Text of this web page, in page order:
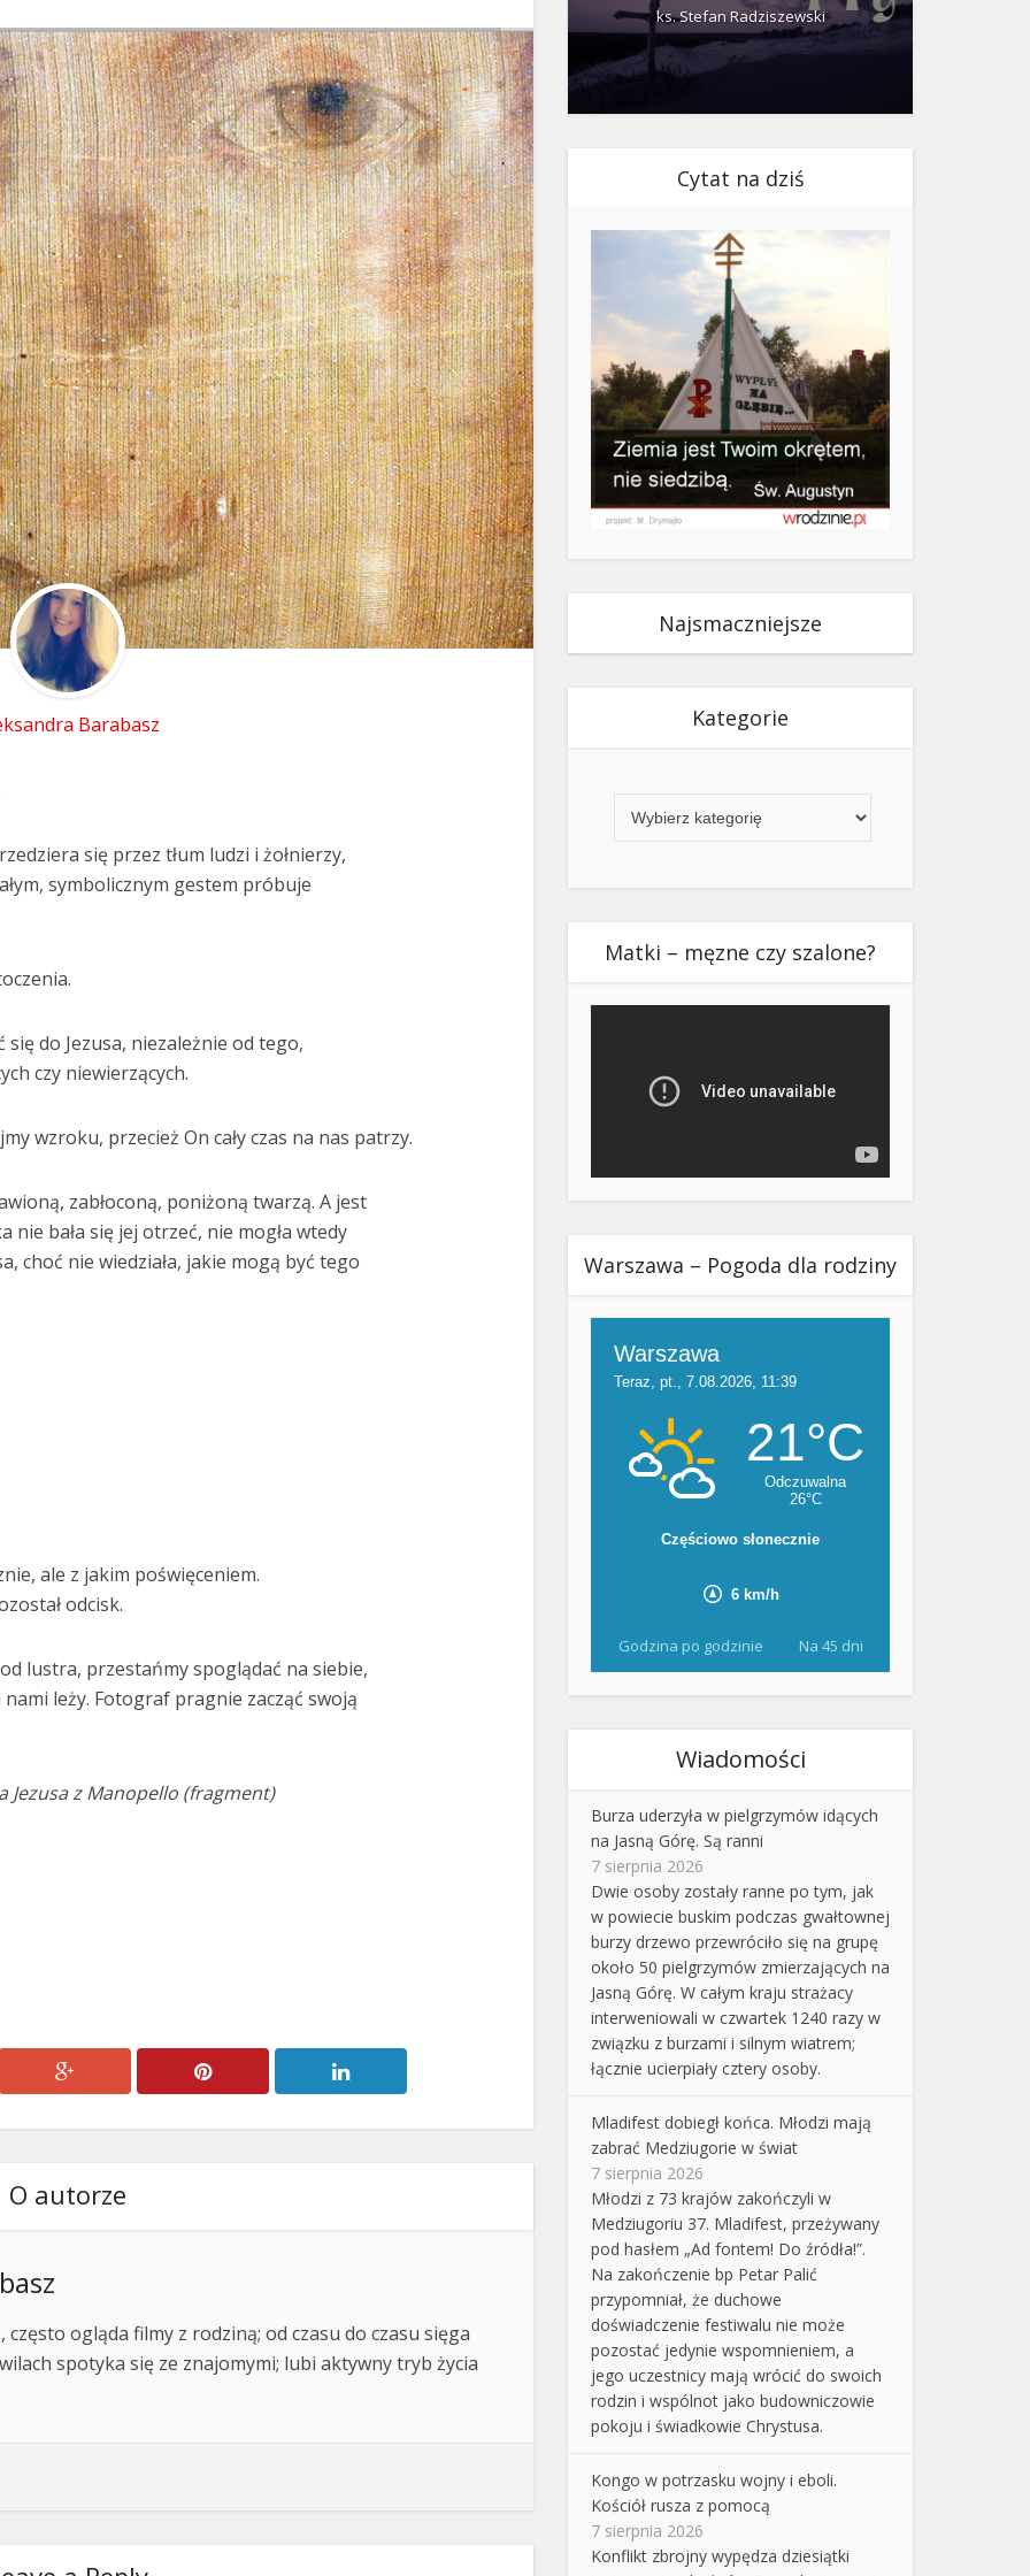
Barabasz
się przez tłum ludzi i żołnierzy,
symbolicznym gestem próbuje
do Jezusa, niezależnie od tego,
czy niewierzących.
wzroku, przecież On cały czas na nas patrzy.
zabłoconą, poniżoną twarzą. A jest
bała się jej otrzeć, nie mogła wtedy
choć nie wiedziała, jakie mogą być tego
ale z jakim poświęceniem.
odcisk.
lustra, przestańmy spoglądać na siebie,
leży. Fotograf pragnie zacząć swoją
Jezusa z Manopello (fragment)
O autorze
ogląda filmy z rodziną; od czasu do czasu sięga
spotyka się ze znajomymi; lubi aktywny tryb życia
ks. Stefan Radziszewski
Cytat na dziś
Najsmaczniejsze
Kategorie
Matki – męzne czy szalone?
Warszawa – Pogoda dla rodziny
Godzina po godzinie Na 45 dni
Wiadomości
Burza uderzyła w pielgrzymów idących
na Jasną Górę. Są ranni
7 sierpnia 2026
Dwie osoby zostały ranne po tym, jak
w powiecie buskim podczas gwałtownej
burzy drzewo przewróciło się na grupę
około 50 pielgrzymów zmierzających na
Jasną Górę. W całym kraju strażacy
interweniowali w czwartek 1240 razy w
związku z burzami i silnym wiatrem;
łącznie ucierpiały cztery osoby.
Mladifest dobiegł końca. Młodzi mają
zabrać Medziugorie w świat
7 sierpnia 2026
Młodzi z 73 krajów zakończyli w
Medziugoriu 37. Mladifest, przeżywany
pod hasłem „Ad fontem! Do źródła!”.
Na zakończenie bp Petar Palić
przypomniał, że duchowe
doświadczenie festiwalu nie może
pozostać jedynie wspomnieniem, a
jego uczestnicy mają wrócić do swoich
rodzin i wspólnot jako budowniczowie
pokoju i świadkowie Chrystusa.
Kongo w potrzasku wojny i eboli.
Kościół rusza z pomocą
7 sierpnia 2026
Konflikt zbrojny wypędza dziesiątki